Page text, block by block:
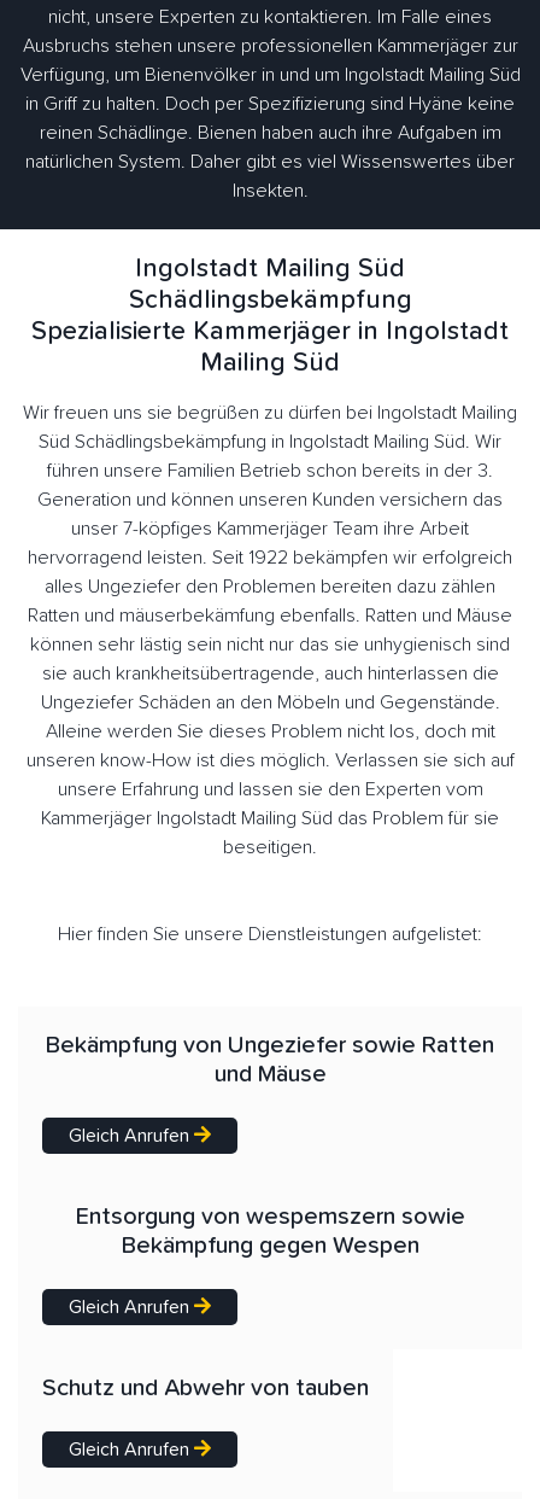
nicht, unsere Experten zu kontaktieren. Im Falle eines
Ausbruchs stehen unsere professionellen Kammerjäger zur
Verfügung, um Bienenvölker in und um Ingolstadt Mailing Süd
in Griff zu halten. Doch per Spezifizierung sind Hyäne keine
reinen Schädlinge. Bienen haben auch ihre Aufgaben im
natürlichen System. Daher gibt es viel Wissenswertes über
Insekten.
Ingolstadt Mailing Süd
Schädlingsbekämpfung
Spezialisierte Kammerjäger in Ingolstadt
Mailing Süd
Wir freuen uns sie begrüßen zu dürfen bei Ingolstadt Mailing
Süd Schädlingsbekämpfung in Ingolstadt Mailing Süd. Wir
führen unsere Familien Betrieb schon bereits in der 3.
Generation und können unseren Kunden versichern das
unser 7-köpfiges Kammerjäger Team ihre Arbeit
hervorragend leisten. Seit 1922 bekämpfen wir erfolgreich
alles Ungeziefer den Problemen bereiten dazu zählen
Ratten und mäuserbekämfung ebenfalls. Ratten und Mäuse
können sehr lästig sein nicht nur das sie unhygienisch sind
sie auch krankheitsübertragende, auch hinterlassen die
Ungeziefer Schäden an den Möbeln und Gegenstände.
Alleine werden Sie dieses Problem nicht los, doch mit
unseren know-How ist dies möglich. Verlassen sie sich auf
unsere Erfahrung und lassen sie den Experten vom
Kammerjäger Ingolstadt Mailing Süd das Problem für sie
beseitigen.
Hier finden Sie unsere Dienstleistungen aufgelistet:
Bekämpfung von Ungeziefer sowie Ratten
und Mäuse
Gleich Anrufen
Entsorgung von wespemszern sowie
Bekämpfung gegen Wespen
Gleich Anrufen
Schutz und Abwehr von tauben
Gleich Anrufen